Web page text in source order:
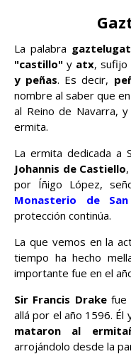
La palabra
"castillo" y atx, sufijo
y peñas. Es decir,
nombre al saber que
al Reino de Navarra,
ermita.
La ermita dedicada a
Johannis de Castiello
por Íñigo López,
Monasterio de
protección continúa.
La que vemos en la
tiempo ha hecho
importante fue en el
Sir Francis Drakefue
allá por el año 1596. Él
mataron al
arrojándolo desde la